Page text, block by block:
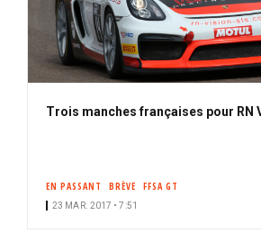
Trois manches françaises pour RN
EN PASSANT BRÈVE FFSA GT
23 MAR. 2017 • 7:51